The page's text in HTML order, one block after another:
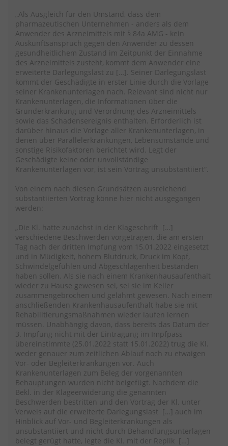
„Als Ausgleich für den Umstand, dass dem
pharmazeutischen Unternehmen - anders als dem
Anwender des Arzneimittels mit § 84a AMG - kein
Auskunftsanspruch gegen den Anwender zu dessen
gesundheitlichem Zustand im Zeitpunkt der Einnahme
des Arzneimittels zusteht, kommt dem Anwender eine
erweiterte Darlegungslast zu […]. Seiner Darlegungslast
kommt der Geschädigte in erster Linie durch die Vorlage
seiner Krankenunterlagen nach. Relevant sind nicht nur
Krankenunterlagen, die Informationen über die
Grunderkrankung und Verordnung des Arzneimittels
sowie das Schadensereignis enthalten. Erforderlich ist
darüber hinaus die Vorlage aller Krankenunterlagen, in
denen über Parallelerkrankungen, Lebensumstände und
sonstige Risikofaktoren berichtet wird. Legt der
Geschädigte keine oder unvollständige
Krankenunterlagen vor, ist sein Vortrag unsubstantiiert“.
Von einem nach diesen Grundsätzen ausreichend
substantiierten Vortrag könne hier nicht ausgegangen
werden:
„Die Kl. hatte zunächst in der Klageschrift […]
verschiedene Beschwerden vorgetragen, die am ersten
Tag nach der dritten Impfung vom 15.01.2022 eingesetzt
und in Müdigkeit, hohem Blutdruck, Druck im Kopf,
Schwindelgefühlen und Abgeschlagenheit bestanden
haben sollen. Als sie nach einem Krankenhausaufenthalt
wieder zu Hause gewesen sei, sei sie im Keller
zusammengebrochen und gelähmt gewesen. Nach einem
anschließenden Krankenhausaufenthalt habe sie mit
Rehabilitierungsmaßnahmen wieder laufen lernen
müssen. Unabhängig davon, dass bereits das Datum der
3. Impfung nicht mit der Eintragung im Impfpass
übereinstimmte (25.01.2022 statt 15.01.2022) trug die Kl.
weder genauer zum zeitlichen Ablauf noch zu etwaigen
Vor- oder Begleiterkrankungen vor. Auch
Krankenunterlagen zum Beleg der vorgenannten
Behauptungen wurden nicht beigefügt. Nachdem die
Bekl. in der Klageerwiderung die genannten
Beschwerden bestritten und den Vortrag der Kl. unter
Verweis auf die erweiterte Darlegungslast […] auch im
Hinblick auf Vor- und Begleiterkrankungen als
unsubstantiiert und nicht durch Behandlungsunterlagen
belegt gerügt hatte, legte die Kl. mit der Replik […]